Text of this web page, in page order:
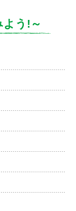
う!～